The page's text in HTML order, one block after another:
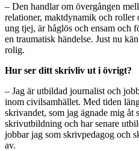
– Den handlar om övergången
relationer, maktdynamik och roller
ung tjej, är håglös och ensam och
en traumatisk händelse. Just nu
rolig.
Hur ser ditt skrivliv ut i övrigt?
– Jag är utbildad journalist och
inom civilsamhället. Med tiden
skrivandet, som jag ägnade mig åt
skrivutbildning och har senare
jobbar jag som skrivpedagog och
av.